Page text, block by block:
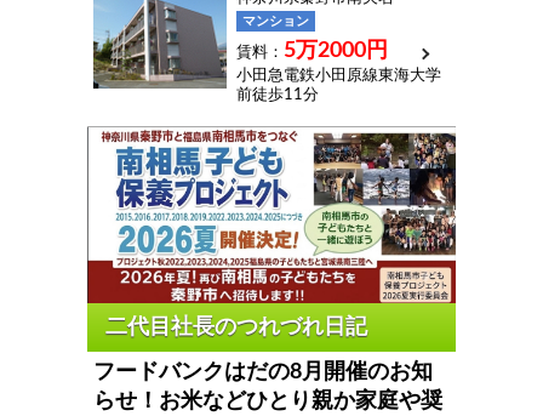
マンション
賃料： 5万2000円
小田急電鉄小田原線東海大学
前徒歩11分
フードバンクはだの8月開催のお知
らせ！お米などひとり親か家庭や奨